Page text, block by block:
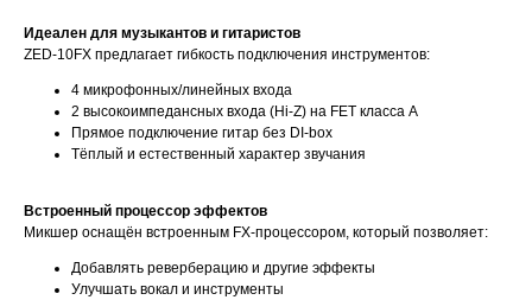
Идеален для музыкантов и гитаристов
ZED-10FX предлагает гибкость подключения инструментов:
4 микрофонных/линейных входа
2 высокоимпедансных входа (Hi-Z) на FET класса A
Прямое подключение гитар без DI-box
Тёплый и естественный характер звучания
Встроенный процессор эффектов
Микшер оснащён встроенным FX-процессором, который позволяет:
Добавлять реверберацию и другие эффекты
Улучшать вокал и инструменты